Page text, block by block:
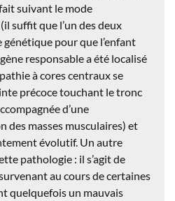
suivant le mode
suffit que l’un des deux
génétique pour que l’enfant
responsable a été localisé
à cores centraux se
précoce touchant le tronc
d’une
masses musculaires) et
évolutif. Un autre
pathologie : il s’agit de
au cours de certaines
quelquefois un mauvais